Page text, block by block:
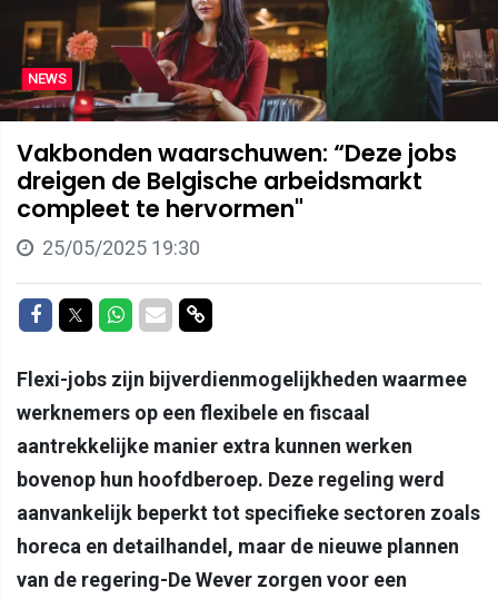
NEWS
Vakbonden waarschuwen: “Deze jobs
dreigen de Belgische arbeidsmarkt
compleet te hervormen"
25/05/2025 19:30
Delen op Facebook
Delen op Twitter
Delen op Whatsapp
Delen via Mail
Delen via link
Flexi-jobs zijn bijverdienmogelijkheden waarmee
werknemers op een flexibele en fiscaal
aantrekkelijke manier extra kunnen werken
bovenop hun hoofdberoep. Deze regeling werd
aanvankelijk beperkt tot specifieke sectoren zoals
horeca en detailhandel, maar de nieuwe plannen
van de regering-De Wever zorgen voor een